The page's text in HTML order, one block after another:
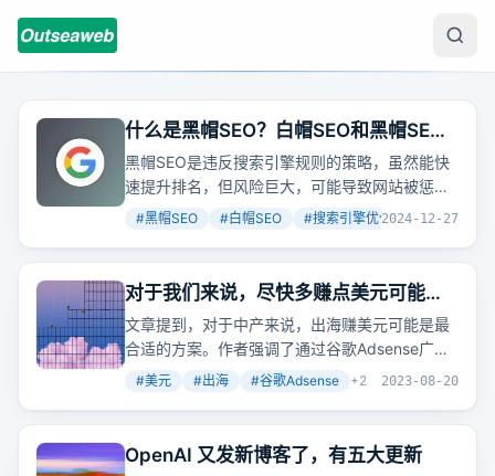
什么是黑帽SEO？白帽SEO和黑帽SEO
的区别在哪里？不知道的赶紧来看看吧
黑帽SEO是违反搜索引擎规则的策略，虽然能快
速提升排名，但风险巨大，可能导致网站被惩
罚。相比之下，白帽SEO注重长期效果和用户体
#黑帽SEO #白帽SEO #搜索引擎优化 +3
2024-12-27
对于我们来说，尽快多赚点美元可能是
最适合我们的方案。
文章提到，对于中产来说，出海赚美元可能是最
合适的方案。作者强调了通过谷歌Adsense广告
费赚取美元的可行性，并建议尽快实现第一个
#美元 #出海 #谷歌Adsense +2 2023-08-20
OpenAI 又发新博客了，有五大更新